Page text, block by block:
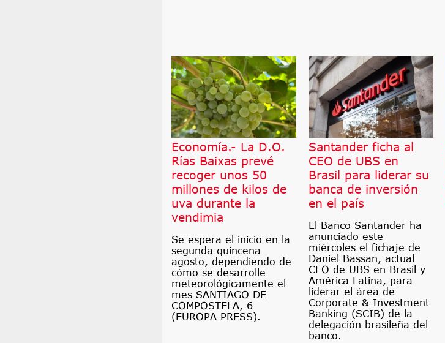
Economía.- La D.O.
Rías Baixas prevé
recoger unos 50
millones de kilos de
uva durante la
vendimia
Se espera el inicio en la
segunda quincena
agosto, dependiendo de
cómo se desarrolle
meteorológicamente el
mes SANTIAGO DE
COMPOSTELA, 6
(EUROPA PRESS).
Santander ficha al
CEO de UBS en
Brasil para liderar su
banca de inversión
en el país
El Banco Santander ha
anunciado este
miércoles el fichaje de
Daniel Bassan, actual
CEO de UBS en Brasil y
América Latina, para
liderar el área de
Corporate & Investment
Banking (SCIB) de la
delegación brasileña del
banco.